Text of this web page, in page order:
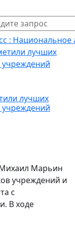
: Национальное
лучших
учреждений
Марьин
учреждений и
с
В ходе